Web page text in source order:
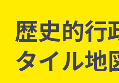
歴史的行
タイル